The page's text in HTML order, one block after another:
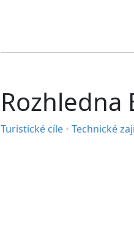
Rozhledna
Turistické cíle • Technické